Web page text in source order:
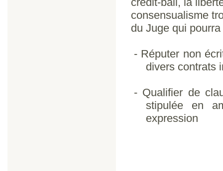
consensualisme
du Juge qui pourra
- Réputer non
divers contrats
- Qualifier de
stipulée en
expression